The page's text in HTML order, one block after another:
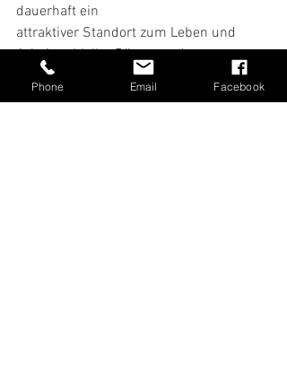
dauerhaft ein
attraktiver Standort zum Leben und
Arbeiten bleibt. Bürger und
Unternehmen profitieren
hiervon gleichermaßen. Mit der
Phone Email Facebook